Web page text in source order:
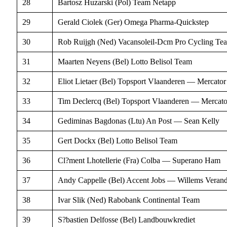
28 Bartosz Huzarski (Pol) Team Netapp
29 Gerald Ciolek (Ger) Omega Pharma-Quickstep
30 Rob Ruijgh (Ned) Vacansoleil-Dcm Pro Cycling
31 Maarten Neyens (Bel) Lotto Belisol Team
32 Eliot Lietaer (Bel) Topsport Vlaanderen — Mercator
33 Tim Declercq (Bel) Topsport Vlaanderen —
34 Gediminas Bagdonas (Ltu) An Post — Sean Kelly
35 Gert Dockx (Bel) Lotto Belisol Team
36 Cl?ment Lhotellerie (Fra) Colba — Superano Ham
37 Andy Cappelle (Bel) Accent Jobs — Willems
38 Ivar Slik (Ned) Rabobank Continental Team
39 S?bastien Delfosse (Bel) Landbouwkrediet